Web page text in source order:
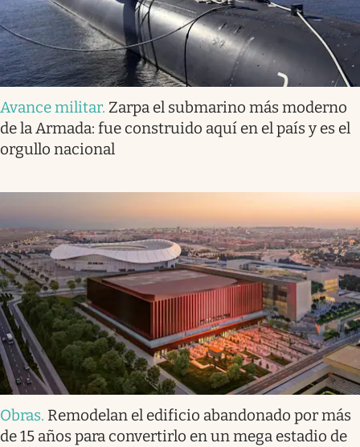
Avance militar. Zarpa el submarino más moderno
de la Armada: fue construido aquí en el país y es el
orgullo nacional
Obras. Remodelan el edificio abandonado por más
de 15 años para convertirlo en un mega estadio de